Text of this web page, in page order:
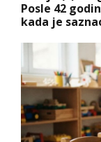
Posle 42
kada je